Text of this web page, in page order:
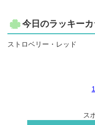
今日のラッキー
ストロベリー・レッド
ス